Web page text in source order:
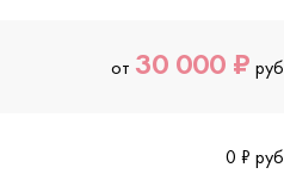
от 30 000 ₽ руб
0 ₽ руб